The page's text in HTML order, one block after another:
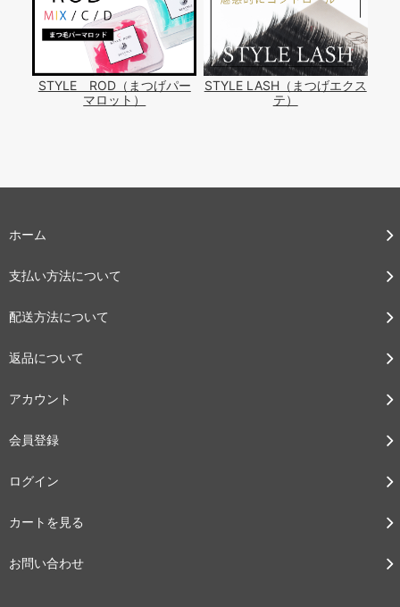
STYLE ROD（まつげパー
マロット）
STYLE LASH（まつげエクス
テ）
ホーム
支払い方法について
配送方法について
返品について
アカウント
会員登録
ログイン
カートを見る
お問い合わせ